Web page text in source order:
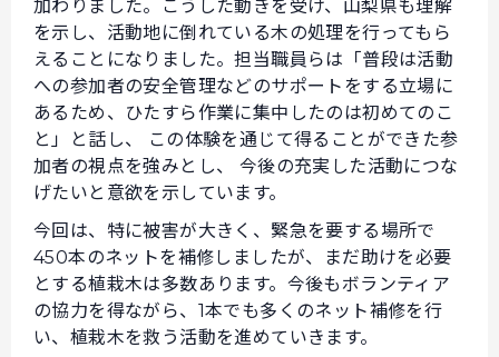
加わりました。こうした動きを受け、山梨県も理解
を示し、活動地に倒れている木の処理を行ってもら
えることになりました。担当職員らは「普段は活動
への参加者の安全管理などのサポートをする立場に
あるため、ひたすら作業に集中したのは初めてのこ
と」と話し、 この体験を通じて得ることができた参
加者の視点を強みとし、 今後の充実した活動につな
げたいと意欲を示しています。
今回は、特に被害が大きく、緊急を要する場所で
450本のネットを補修しましたが、まだ助けを必要
とする植栽木は多数あります。今後もボランティア
の協力を得ながら、1本でも多くのネット補修を行
い、植栽木を救う活動を進めていきます。